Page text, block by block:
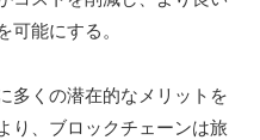
可能にする。
多くの潜在的なメリットを
り、ブロックチェーンは旅